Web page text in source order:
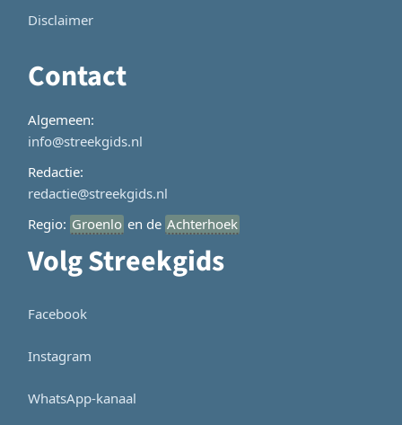
Disclaimer
Contact
Algemeen:
info@streekgids.nl
Redactie:
redactie@streekgids.nl
Regio: Groenlo en de Achterhoek
Volg Streekgids
Facebook
Instagram
WhatsApp-kanaal